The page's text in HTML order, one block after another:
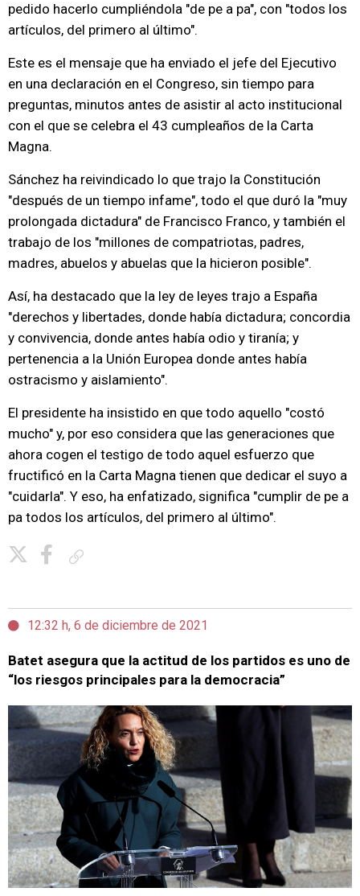
pedido hacerlo cumpliéndola "de pe a pa", con "todos los
artículos, del primero al último".
Este es el mensaje que ha enviado el jefe del Ejecutivo
en una declaración en el Congreso, sin tiempo para
preguntas, minutos antes de asistir al acto institucional
con el que se celebra el 43 cumpleaños de la Carta
Magna.
Sánchez ha reivindicado lo que trajo la Constitución
"después de un tiempo infame", todo el que duró la "muy
prolongada dictadura" de Francisco Franco, y también el
trabajo de los "millones de compatriotas, padres,
madres, abuelos y abuelas que la hicieron posible".
Así, ha destacado que la ley de leyes trajo a España
"derechos y libertades, donde había dictadura; concordia
y convivencia, donde antes había odio y tiranía; y
pertenencia a la Unión Europea donde antes había
ostracismo y aislamiento".
El presidente ha insistido en que todo aquello "costó
mucho" y, por eso considera que las generaciones que
ahora cogen el testigo de todo aquel esfuerzo que
fructificó en la Carta Magna tienen que dedicar el suyo a
"cuidarla". Y eso, ha enfatizado, significa "cumplir de pe a
pa todos los artículos, del primero al último".
12:32 h, 6 de diciembre de 2021
Batet asegura que la actitud de los partidos es uno de
“los riesgos principales para la democracia”